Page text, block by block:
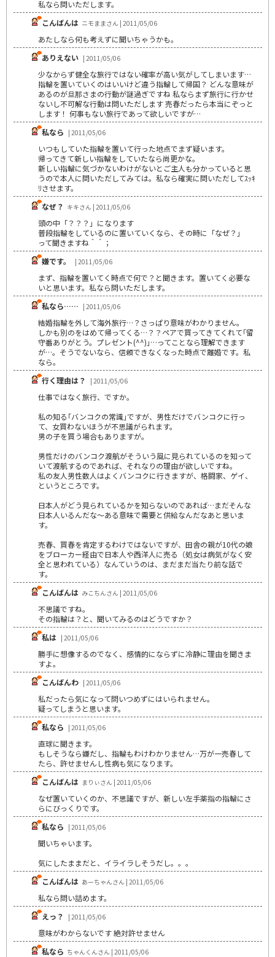
私なら問いただします。
こんばんは ニモままさん | 2011/05/06
あたしなら何も考えずに聞いちゃうかも。
ありえない | 2011/05/06
少なからず健全な旅行ではない確率が高い気がしてしまいます…
指輪を置いていくのはいいけど違う指輪して帰国？ どんな意味が
あるのが旦那さまの行動が謎過ぎですね 私ならまず旅行に行かせ
ないし不可解な行動は問いただします 売春だったら本当にぞっと
します！ 何事もない旅行であって欲しいですが…
私なら | 2011/05/06
いつもしていた指輪を置いて行った地点でまず疑います。
帰ってきて新しい指輪をしていたなら尚更かな。
新しい指輪に気づかないわけがないとご主人も分かっていると思
うので本人に問いただしてみては。私なら確実に問いただしてｽｯｷ
ﾘさせます。
なぜ？ キキさん | 2011/05/06
頭の中「？？？」になります
普段指輪をしているのに置いていくなら、その時に「なぜ？」
って聞きますね＾＾；
嫌です。
| 2011/05/06
まず、指輪を置いてく時点で何で？と聞きます。置いてく必要な
いと思います。私なら問いただします。
私なら…… | 2011/05/06
結婚指輪を外して海外旅行…？さっぱり意味がわかりません。
しかも別のをはめて帰ってくる…？？ペアで買ってきてくれて｢留
守番ありがとう。プレゼント(^^)｣…ってことなら理解できます
が…。そうでないなら、信頼できなくなった時点で離婚です。私
なら。
行く理由は？
| 2011/05/06
仕事ではなく旅行、ですか。
私の知る｢バンコクの常識｣ですが、男性だけでバンコクに行っ
て、女買わないほうが不思議がられます。
男の子を買う場合もありますが。
男性だけのバンコク渡航がそういう風に見られているのを知って
いて渡航するのであれば、それなりの理由が欲しいですね。
私の友人男性数人はよくバンコクに行きますが、格闘家、ゲイ、
というところです。
日本人がどう見られているかを知らないのであれば…まだそんな
日本人いるんだな～ある意味で需要と供給なんだなあと思いま
す。
売春、買春を肯定するわけではないですが、田舎の親が10代の娘
をブローカー経由で日本人や西洋人に売る（処女は病気がなく安
全と思われている）なんていうのは、まだまだ当たり前な話で
す。
こんばんは みこちんさん | 2011/05/06
不思議ですね。
その指輪は？と、聞いてみるのはどうですか？
私は | 2011/05/06
勝手に想像するのでなく、感情的にならずに冷静に理由を聞きま
すよ。
こんばんわ | 2011/05/06
私だったら気になって問いつめずにはいられません。
疑ってしまうと思います。
私なら | 2011/05/06
直球に聞きます。
もしそうなら嫌だし、指輪もわけわかりません…万が一売春して
たら、許せませんし性病も気になります。
こんばんは まりぃさん | 2011/05/06
なぜ置いていくのか、不思議ですが、新しい左手薬指の指輪にさ
らにびっくりです。
私なら | 2011/05/06
聞いちゃいます。
気にしたままだと、イライラしそうだし。。。
こんばんは あーちゃんさん | 2011/05/06
私なら問い詰めます。
えっ？
| 2011/05/06
意味がわからないです 絶対許せません
私なら ちゃんくんさん | 2011/05/06